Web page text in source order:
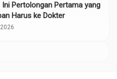
Ini Pertolongan Pertama yang
Harus ke Dokter